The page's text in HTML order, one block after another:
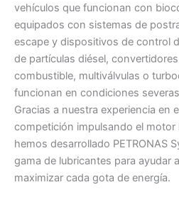
vehículos que funcionan con
equipados con sistemas de
escape y dispositivos de control
de partículas diésel,
combustible, multiválvulas o
funcionan en condiciones
Gracias a nuestra experiencia en
competición impulsando el motor
hemos desarrollado PETRONAS
gama de lubricantes para ayudar
maximizar cada gota de energía.